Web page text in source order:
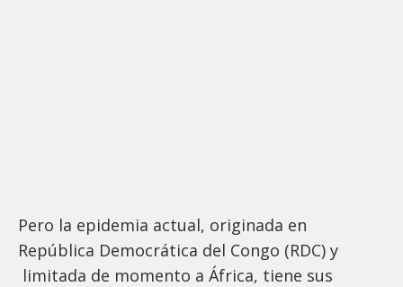
Pero la epidemia actual, originada en
República Democrática del Congo (RDC) y
limitada de momento a África, tiene sus